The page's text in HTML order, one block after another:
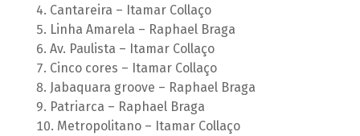
Cantareira – Itamar Collaço
Linha Amarela – Raphael Braga
Av. Paulista – Itamar Collaço
Cinco cores – Itamar Collaço
Jabaquara groove – Raphael Braga
Patriarca – Raphael Braga
Metropolitano – Itamar Collaço